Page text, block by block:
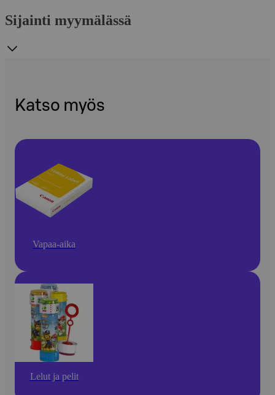
Sijainti myymälässä
Katso myös
Vapaa-aika
Lelut ja pelit